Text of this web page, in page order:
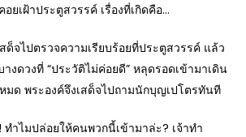
ยเฝ้าประตูสวรรค์ เรื่องที่เกิดคือ…
ด็จไปตรวจความเรียบร้อยที่ประตูสวรรค์ แล้ว
ดวงที่ “ประวัติไม่ค่อยดี” หลุดรอดเข้ามาเดิน
มด พระองค์จึงเสด็จไปถามนักบุญเปโตรทันที
ทำไมปล่อยให้คนพวกนี้เข้ามาล่ะ? เจ้าทำ